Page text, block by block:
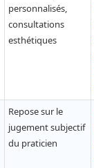
personnalisés,
consultations
esthétiques
Repose sur le
jugement subjectif
du praticien